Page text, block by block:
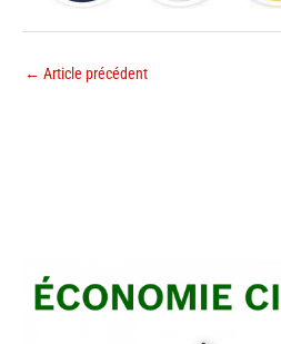
← Article précédent